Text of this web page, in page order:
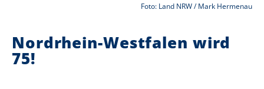
e
r
Foto: Land NRW / Mark Hermenau
Nordrhein-Westfalen wird
75!